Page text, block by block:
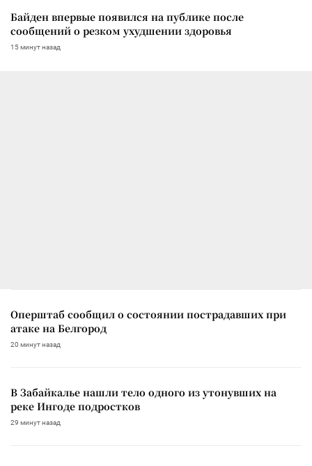
Байден впервые появился на публике после
сообщений о резком ухудшении здоровья
15 минут назад
Оперштаб сообщил о состоянии пострадавших при
атаке на Белгород
20 минут назад
В Забайкалье нашли тело одного из утонувших на
реке Ингоде подростков
29 минут назад